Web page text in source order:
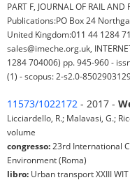
PART F, JOURNAL OF RAIL
Publications:PO Box 24
United Kingdom:011 44 1284
sales@imeche.org.uk,
1284 704006) pp. 945-960 -
(1) - scopus: 2-s2.0-
11573/1022172 - 2017 -
Licciardello, R.; Malavasi, G.;
volume
congresso: 23rd International
Environment (Roma)
libro: Urban transport XXIII